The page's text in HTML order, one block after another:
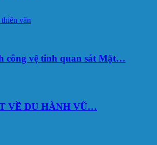
văn
công vệ tinh quan sát Mặt…
VỀ DU HÀNH VŨ…